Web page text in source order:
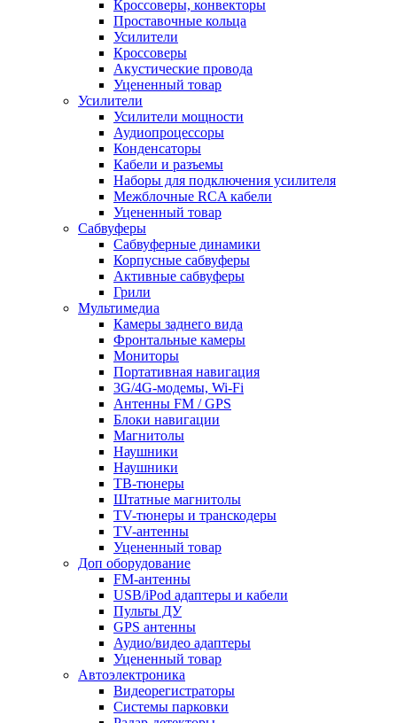
Кроссоверы, конвекторы
Проставочные кольца
Усилители
Кроссоверы
Акустические провода
Уцененный товар
Усилители
Усилители мощности
Аудиопроцессоры
Конденсаторы
Кабели и разъемы
Наборы для подключения усилителя
Межблочные RCA кабели
Уцененный товар
Сабвуферы
Сабвуферные динамики
Корпусные сабвуферы
Активные сабвуферы
Грили
Мультимедиа
Камеры заднего вида
Фронтальные камеры
Мониторы
Портативная навигация
3G/4G-модемы, Wi-Fi
Антенны FM / GPS
Блоки навигации
Магнитолы
Наушники
Наушники
ТВ-тюнеры
Штатные магнитолы
TV-тюнеры и транскодеры
TV-антенны
Уцененный товар
Доп оборудование
FM-антенны
USB/iPod адаптеры и кабели
Пульты ДУ
GPS антенны
Аудио/видео адаптеры
Уцененный товар
Автоэлектроника
Видеорегистраторы
Системы парковки